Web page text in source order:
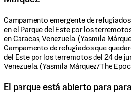
Campamento emergente de
en el Parque del Este por los
en Caracas, Venezuela. (Yasmila
Campamento de refugiados que
del Este por los terremotos del 24 de
Venezuela. (Yasmila Márquez/The
El parque está abierto para